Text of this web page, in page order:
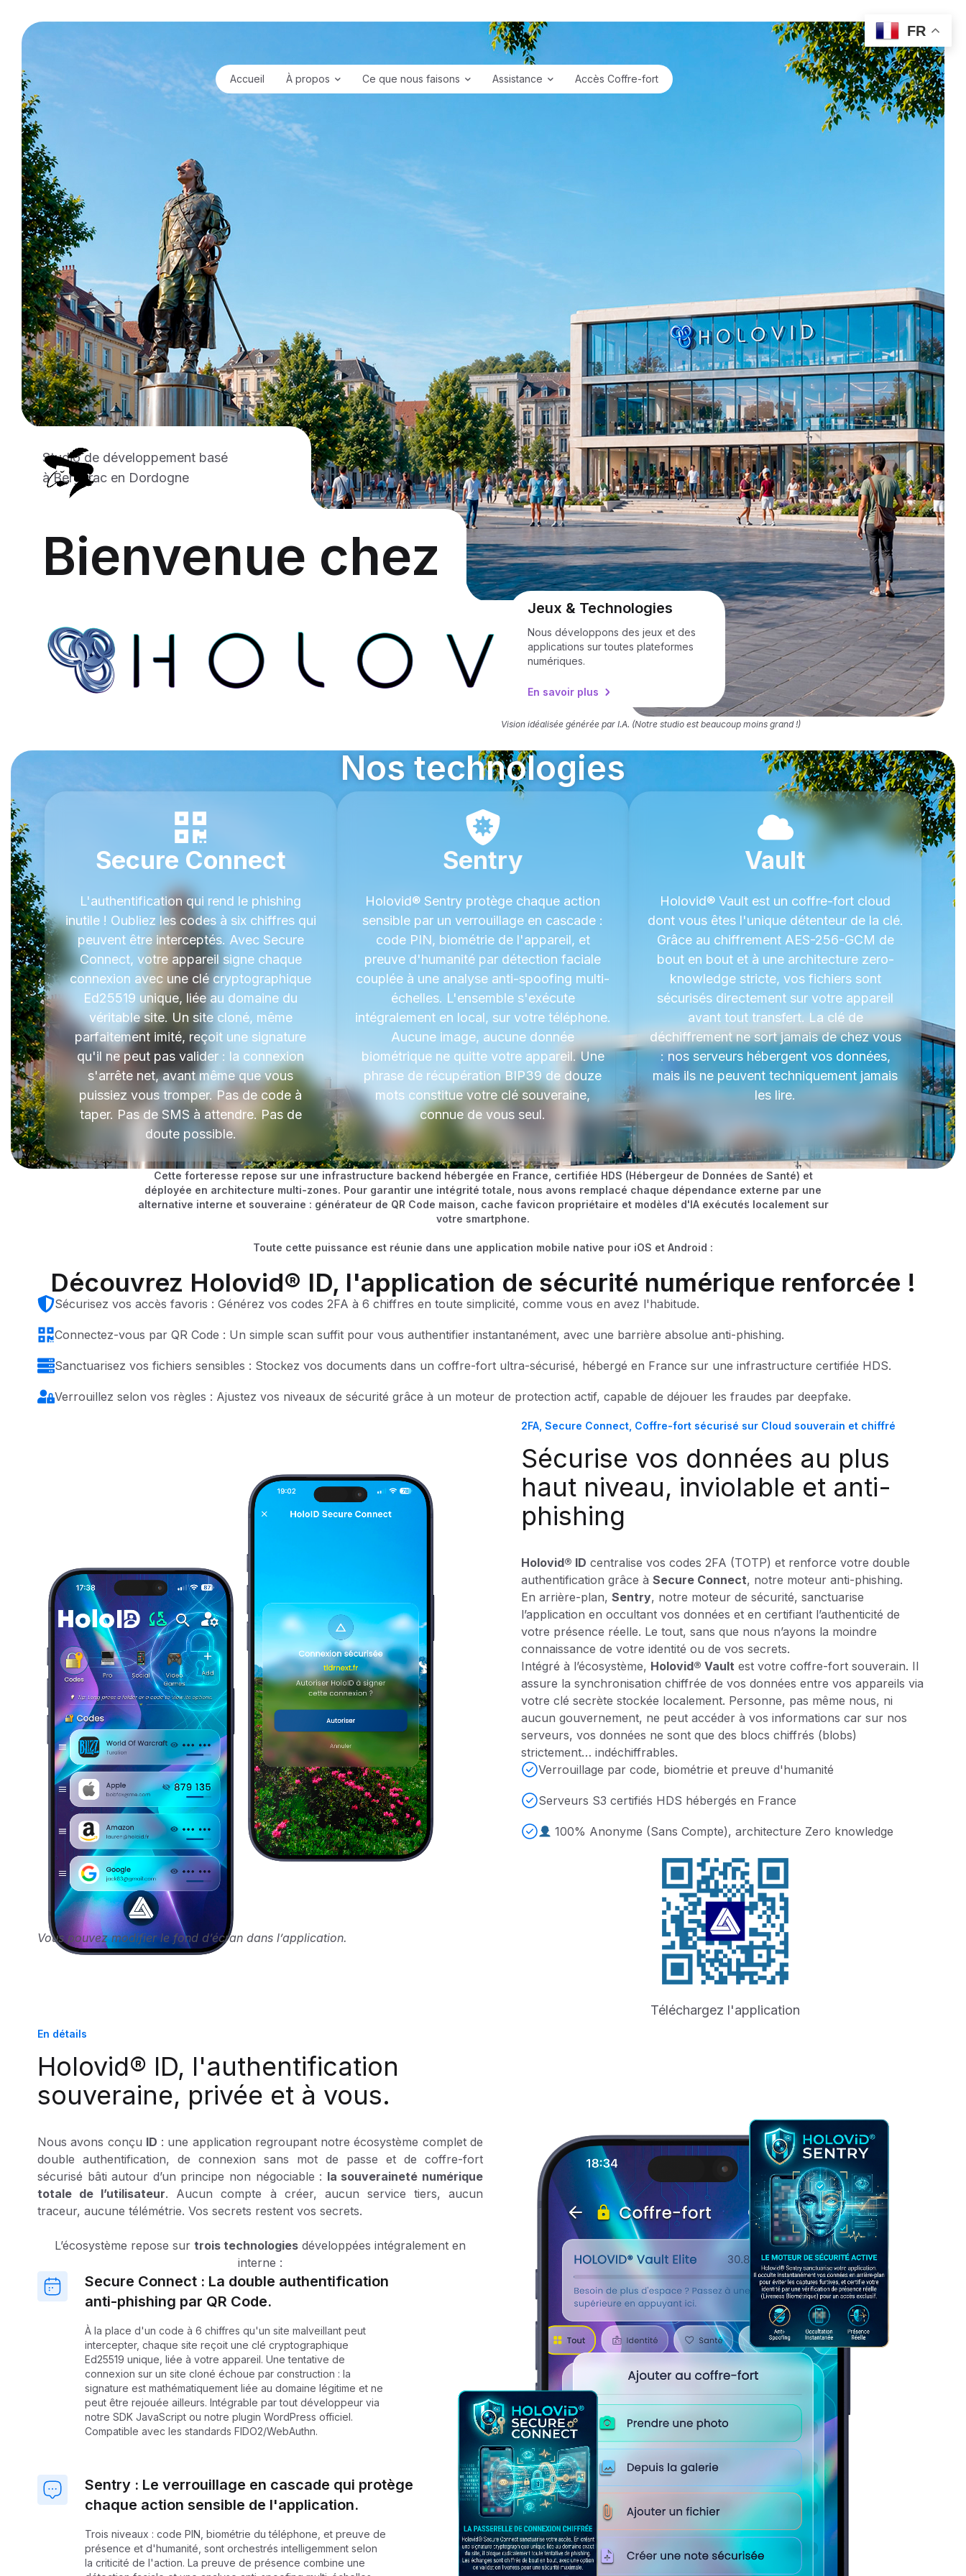
Accueil À propos Ce que nous faisons Assistance Accès Coffre-fort
Studio de développement basé
à Bergerac en Dordogne
Bienvenue chez
Jeux & Technologies
Nous développons des jeux et des
applications sur toutes plateformes
numériques.
En savoir plus
Vision idéalisée générée par I.A. (Notre studio est beaucoup moins grand !)
Nos technologies
Secure Connect
L'authentification qui rend le phishing
inutile ! Oubliez les codes à six chiffres qui
peuvent être interceptés. Avec Secure
Connect, votre appareil signe chaque
connexion avec une clé cryptographique
Ed25519 unique, liée au domaine du
véritable site. Un site cloné, même
parfaitement imité, reçoit une signature
qu'il ne peut pas valider : la connexion
s'arrête net, avant même que vous
puissiez vous tromper. Pas de code à
taper. Pas de SMS à attendre. Pas de
doute possible.
Sentry
Holovid® Sentry protège chaque action
sensible par un verrouillage en cascade :
code PIN, biométrie de l'appareil, et
preuve d'humanité par détection faciale
couplée à une analyse anti-spoofing multi-
échelles. L'ensemble s'exécute
intégralement en local, sur votre téléphone.
Aucune image, aucune donnée
biométrique ne quitte votre appareil. Une
phrase de récupération BIP39 de douze
mots constitue votre clé souveraine,
connue de vous seul.
Vault
Holovid® Vault est un coffre-fort cloud
dont vous êtes l'unique détenteur de la clé.
Grâce au chiffrement AES-256-GCM de
bout en bout et à une architecture zero-
knowledge stricte, vos fichiers sont
sécurisés directement sur votre appareil
avant tout transfert. La clé de
déchiffrement ne sort jamais de chez vous
: nos serveurs hébergent vos données,
mais ils ne peuvent techniquement jamais
les lire.
Cette forteresse repose sur une infrastructure backend hébergée en France, certifiée HDS (Hébergeur de Données de Santé) et
déployée en architecture multi-zones. Pour garantir une intégrité totale, nous avons remplacé chaque dépendance externe par une
alternative interne et souveraine : générateur de QR Code maison, cache favicon propriétaire et modèles d'IA exécutés localement sur
votre smartphone.
Toute cette puissance est réunie dans une application mobile native pour iOS et Android :
Découvrez Holovid® ID, l'application de sécurité numérique renforcée !
Sécurisez vos accès favoris : Générez vos codes 2FA à 6 chiffres en toute simplicité, comme vous en avez l'habitude.
Connectez-vous par QR Code : Un simple scan suffit pour vous authentifier instantanément, avec une barrière absolue anti-phishing.
Sanctuarisez vos fichiers sensibles : Stockez vos documents dans un coffre-fort ultra-sécurisé, hébergé en France sur une infrastructure certifiée HDS.
Verrouillez selon vos règles : Ajustez vos niveaux de sécurité grâce à un moteur de protection actif, capable de déjouer les fraudes par deepfake.
Vous pouvez modifier le fond d’écran dans l’application.
2FA, Secure Connect, Coffre-fort sécurisé sur Cloud souverain et chiffré
Sécurise vos données au plus
haut niveau, inviolable et anti-
phishing
Holovid® ID centralise vos codes 2FA (TOTP) et renforce votre double
authentification grâce à Secure Connect, notre moteur anti-phishing.
En arrière-plan, Sentry, notre moteur de sécurité, sanctuarise
l’application en occultant vos données et en certifiant l’authenticité de
votre présence réelle. Le tout, sans que nous n’ayons la moindre
connaissance de votre identité ou de vos secrets.
Intégré à l’écosystème, Holovid® Vault est votre coffre-fort souverain. Il
assure la synchronisation chiffrée de vos données entre vos appareils via
votre clé secrète stockée localement. Personne, pas même nous, ni
aucun gouvernement, ne peut accéder à vos informations car sur nos
serveurs, vos données ne sont que des blocs chiffrés (blobs)
strictement… indéchiffrables.
Verrouillage par code, biométrie et preuve d'humanité
Serveurs S3 certifiés HDS hébergés en France
100% Anonyme (Sans Compte), architecture Zero knowledge
Téléchargez l'application
En détails
Holovid® ID, l'authentification
souveraine, privée et à vous.
Nous avons conçu ID : une application regroupant notre écosystème complet de
double authentification, de connexion sans mot de passe et de coffre-fort
sécurisé bâti autour d’un principe non négociable : la souveraineté numérique
totale de l’utilisateur. Aucun compte à créer, aucun service tiers, aucun
traceur, aucune télémétrie. Vos secrets restent vos secrets.
L’écosystème repose sur trois technologies développées intégralement en
interne :
Secure Connect : La double authentification
anti-phishing par QR Code.
À la place d'un code à 6 chiffres qu'un site malveillant peut
intercepter, chaque site reçoit une clé cryptographique
Ed25519 unique, liée à votre appareil. Une tentative de
connexion sur un site cloné échoue par construction : la
signature est mathématiquement liée au domaine légitime et ne
peut être rejouée ailleurs. Intégrable par tout développeur via
notre SDK JavaScript ou notre plugin WordPress officiel.
Compatible avec les standards FIDO2/WebAuthn.
Sentry : Le verrouillage en cascade qui protège
chaque action sensible de l'application.
Trois niveaux : code PIN, biométrie du téléphone, et preuve de
présence et d'humanité, sont orchestrés intelligemment selon
la criticité de l'action. La preuve de présence combine une
FR